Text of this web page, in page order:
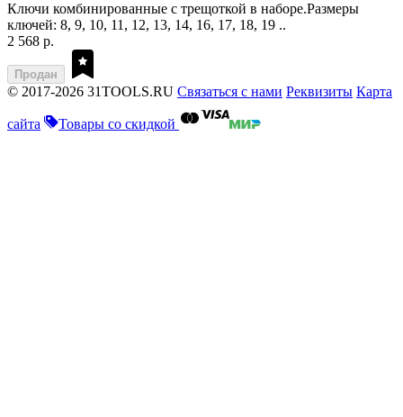
Ключи комбинированные с трещоткой в наборе.Размеры
ключей: 8, 9, 10, 11, 12, 13, 14, 16, 17, 18, 19 ..
2 568 р.
Продан
© 2017-2026 31TOOLS.RU Связаться с нами Реквизиты Карта
сайта Товары со скидкой